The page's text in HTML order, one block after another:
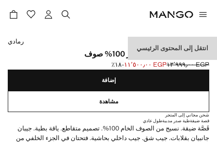
انتقل إلى المحتوى الرئيسي
سترة تورين مزدوجة الصدر 100% صوف
السعر الأول محذوف [EGP ١٣٬٩٩٩٫٠٠ ]
EGP ١٣٬٩٩٩٫٠٠
السعر الحالي [EGP ١١٬٥٠٠٫٠٠ ] EGP ١١٬٥٠٠٫٠٠ ؜-١٨٪؜
حدد اللون
رمادي
إضافة
مشاهدة
شحن مجاني إلى المتجر
قصة ضيقةطية صدر مدببةطول عادي
قَصَّة ضيقة. نسيج من الصوف الخام 100%. تصميم متقاطع. ياقة بطية. جيبان
جانبيان بقلابات. جيب شق. جيب داخلي بحاشية. فتحتان في الجزء الخلفي من